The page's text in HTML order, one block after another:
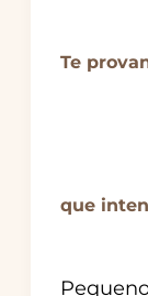
Te
que